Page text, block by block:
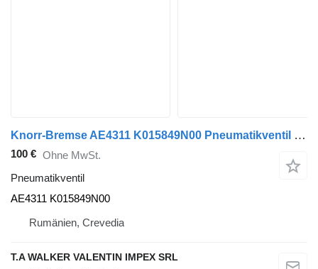
Knorr-Bremse AE4311 K015849N00 Pneumatikventil für Schmitz Cargobull Auflieger
100 € Ohne MwSt.
Pneumatikventil
AE4311 K015849N00
Rumänien, Crevedia
T.A WALKER VALENTIN IMPEX SRL